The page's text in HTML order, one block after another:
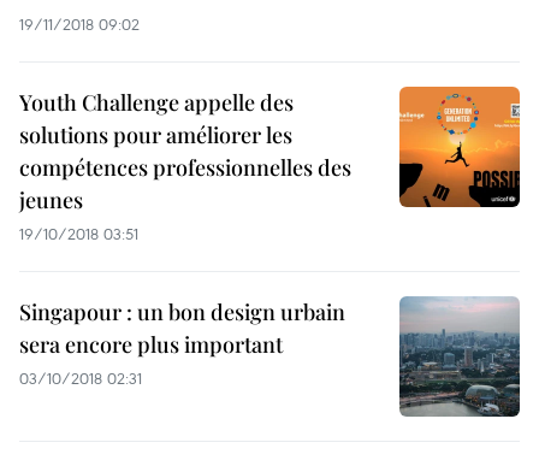
19/11/2018 09:02
Youth Challenge appelle des
solutions pour améliorer les
compétences professionnelles des
jeunes
19/10/2018 03:51
Singapour : un bon design urbain
sera encore plus important
03/10/2018 02:31